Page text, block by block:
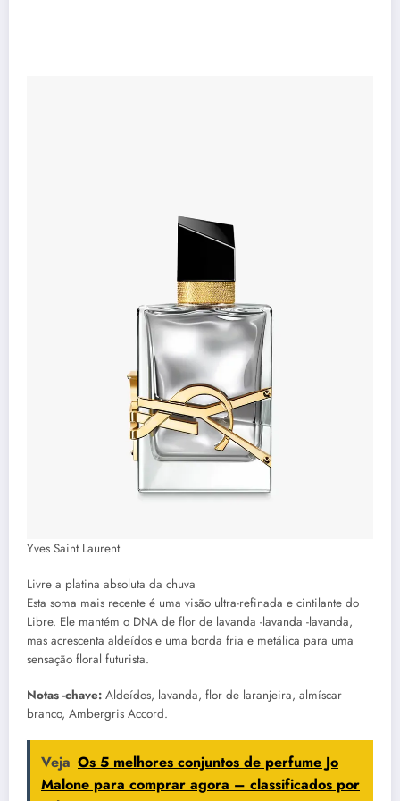
Yves Saint Laurent
Livre a platina absoluta da chuva
Esta soma mais recente é uma visão ultra-refinada e cintilante do
Libre. Ele mantém o DNA de flor de lavanda -lavanda -lavanda,
mas acrescenta aldeídos e uma borda fria e metálica para uma
sensação floral futurista.
Notas -chave: Aldeídos, lavanda, flor de laranjeira, almíscar
branco, Ambergris Accord.
Veja Os 5 melhores conjuntos de perfume Jo
Malone para comprar agora – classificados por